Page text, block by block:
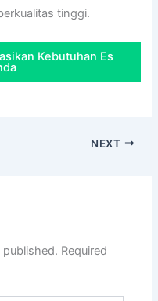
tinggi.
Kebutuhan Es
NEXT
Required